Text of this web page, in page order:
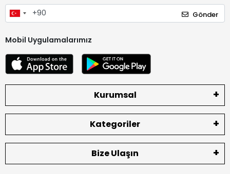
Gönder
Mobil Uygulamalarımız
Kurumsal
Kategoriler
Bize Ulaşın